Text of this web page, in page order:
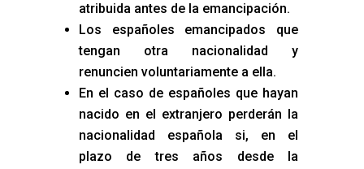
atribuida antes de la emancipación.
Los españoles emancipados que
tengan otra nacionalidad y
renuncien voluntariamente a ella.
En el caso de españoles que hayan
nacido en el extranjero perderán la
nacionalidad española si, en el
plazo de tres años desde la